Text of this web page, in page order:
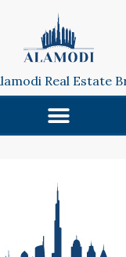
Real Estate